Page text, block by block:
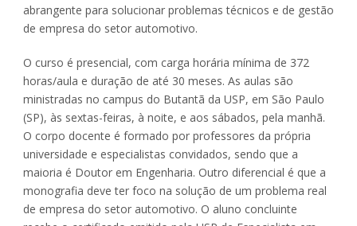
abrangente para solucionar problemas técnicos e de gestão
de empresa do setor automotivo.
O curso é presencial, com carga horária mínima de 372
horas/aula e duração de até 30 meses. As aulas são
ministradas no campus do Butantã da USP, em São Paulo
(SP), às sextas-feiras, à noite, e aos sábados, pela manhã.
O corpo docente é formado por professores da própria
universidade e especialistas convidados, sendo que a
maioria é Doutor em Engenharia. Outro diferencial é que a
monografia deve ter foco na solução de um problema real
de empresa do setor automotivo. O aluno concluinte